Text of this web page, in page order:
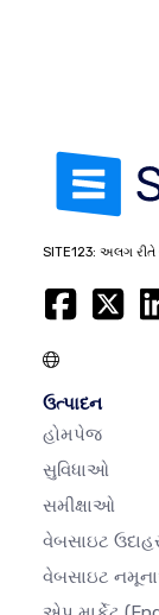
SITE123: અલગ
ઉત્પાદન
હોમપેજ
સુવિધાઓ
સમીક્ષાઓ
વેબસાઇટ
વેબસાઇટ